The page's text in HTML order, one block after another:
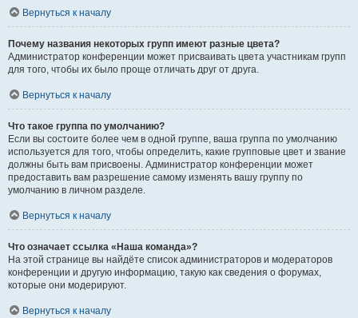
Вернуться к началу
Почему названия некоторых групп имеют разные цвета?
Администратор конференции может присваивать цвета участникам групп
для того, чтобы их было проще отличать друг от друга.
Вернуться к началу
Что такое группа по умолчанию?
Если вы состоите более чем в одной группе, ваша группа по умолчанию
используется для того, чтобы определить, какие групповые цвет и звание
должны быть вам присвоены. Администратор конференции может
предоставить вам разрешение самому изменять вашу группу по
умолчанию в личном разделе.
Вернуться к началу
Что означает ссылка «Наша команда»?
На этой странице вы найдёте список администраторов и модераторов
конференции и другую информацию, такую как сведения о форумах,
которые они модерируют.
Вернуться к началу